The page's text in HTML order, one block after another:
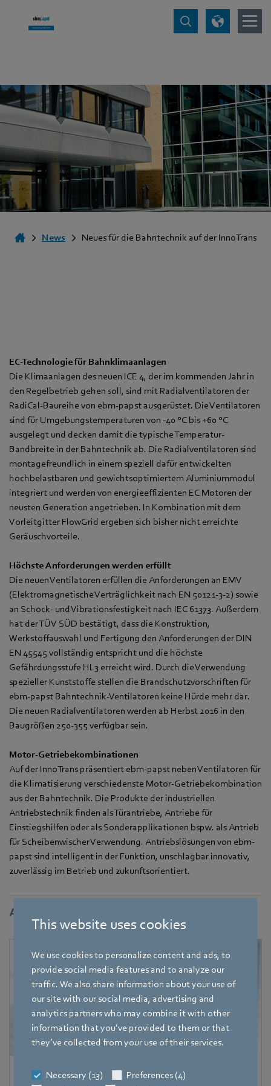
This website uses cookies
We use cookies to personalize content and ads, to
provide social media features and to analyze our
traffic. We also share information about your use of
our site with our social media, advertising and
analytics partners who may combine it with other
information that you’ve provided to them or that
they’ve collected from your use of their services.
Necessary (13)
Preferences (4)
News Neues für die Bahntechnik auf der InnoTrans
EC-Technologie für Bahnklimaanlagen
Die Klimaanlagen des neuen ICE 4, der im kommenden Jahr in
den Regelbetrieb gehen soll, sind mit Radialventilatoren der
RadiCal-Baureihe von ebm-papst ausgerüstet. Die Ventilatoren
sind für Umgebungstemperaturen von -40 °C bis +60 °C
ausgelegt und decken damit die typische Temperatur-
Bandbreite in der Bahntechnik ab. Die Radialventilatoren sind
montagefreundlich in einem speziell dafür entwickelten
hochbelastbaren und gewichtsoptimiertem Aluminiummodul
integriert und werden von energieeffizienten EC Motoren der
neusten Generation angetrieben. In Kombination mit dem
Vorleitgitter FlowGrid ergeben sich bisher nicht erreichte
Geräuschvorteile.
Höchste Anforderungen werden erfüllt
Die neuen Ventilatoren erfüllen die Anforderungen an EMV
(Elektromagnetische Verträglichkeit nach EN 50121-3-2) sowie
an Schock- und Vibrationsfestigkeit nach IEC 61373. Außerdem
hat der TÜV SÜD bestätigt, dass die Konstruktion,
Werkstoffauswahl und Fertigung den Anforderungen der DIN
EN 45545 vollständig entspricht und die höchste
Gefährdungsstufe HL3 erreicht wird. Durch die Verwendung
spezieller Kunststoffe stellen die Brandschutzvorschriften für
ebm-papst Bahntechnik-Ventilatoren keine Hürde mehr dar.
Die neuen Radialventilatoren werden ab Herbst 2016 in den
Baugrößen 250-355 verfügbar sein.
Motor-Getriebekombinationen
Auf der InnoTrans präsentiert ebm-papst neben Ventilatoren für
die Klimatisierung verschiedenste Motor-Getriebekombination
aus der Bahntechnik. Die Produkte der industriellen
Antriebstechnik finden als Türantriebe, Antriebe für
Einstiegshilfen oder als Sonderapplikationen bspw. als Antrieb
für Scheibenwischer Verwendung. Antriebslösungen von ebm-
papst sind intelligent in der Funktion, unschlagbar innovativ,
zuverlässig im Betrieb und zukunftsorientiert.
Ansprechpartner
Katrin Lindner